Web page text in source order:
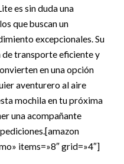
es sin duda una
que buscan un
excepcionales. Su
de transporte eficiente y
en una opción
aventurero al aire
mochila en tu próxima
una acompañante
items=»8″ grid=»4″]